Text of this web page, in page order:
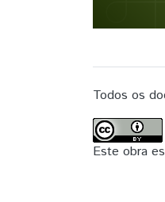
Todos os
Este obra